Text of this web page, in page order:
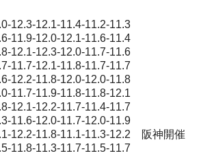
12.3-12.1-11.4-11.2-11.3
11.9-12.0-12.1-11.6-11.4
12.1-12.3-12.0-11.7-11.6
11.7-12.1-11.8-11.7-11.7
12.2-11.8-12.0-12.0-11.8
11.7-11.9-11.8-11.8-12.1
12.1-12.2-11.7-11.4-11.7
11.6-12.0-11.7-12.0-11.9
12.2-11.8-11.1-11.3-12.2 阪神開催
11.8-11.3-11.7-11.5-11.7